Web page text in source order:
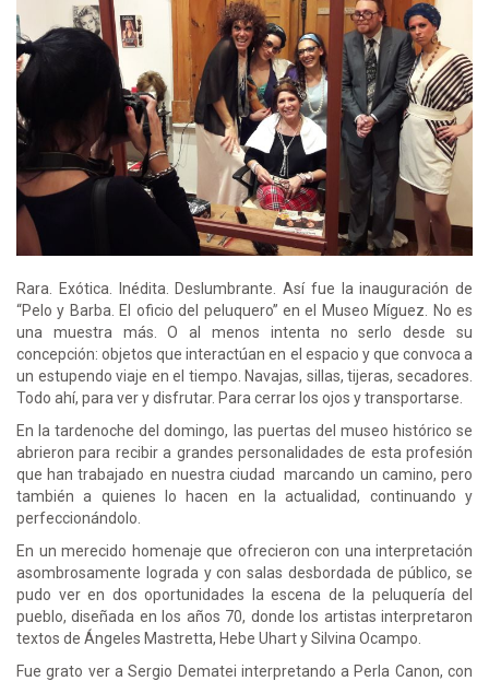
Rara. Exótica. Inédita. Deslumbrante. Así fue la inauguración de
“Pelo y Barba. El oficio del peluquero” en el Museo Míguez. No es
una muestra más. O al menos intenta no serlo desde su
concepción: objetos que interactúan en el espacio y que convoca a
un estupendo viaje en el tiempo. Navajas, sillas, tijeras, secadores.
Todo ahí, para ver y disfrutar. Para cerrar los ojos y transportarse.
En la tardenoche del domingo, las puertas del museo histórico se
abrieron para recibir a grandes personalidades de esta profesión
que han trabajado en nuestra ciudad marcando un camino, pero
también a quienes lo hacen en la actualidad, continuando y
perfeccionándolo.
En un merecido homenaje que ofrecieron con una interpretación
asombrosamente lograda y con salas desbordada de público, se
pudo ver en dos oportunidades la escena de la peluquería del
pueblo, diseñada en los años 70, donde los artistas interpretaron
textos de Ángeles Mastretta, Hebe Uhart y Silvina Ocampo.
Fue grato ver a Sergio Dematei interpretando a Perla Canon, con